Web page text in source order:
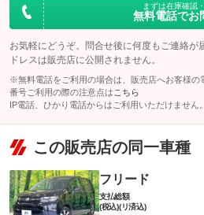
まずは在庫確認
無料電話でお
お気軽にどうぞ。問合せ後に何度もご連絡が
ドレスは販売店に公開されません。
※無料電話をご利用の場合は、販売店へお客様の
番号ご利用の際の注意点は こちら
IP電話、ひかり電話からはご利用いただけません。
この販売店の同一車種
フリード
支払総額
(税込)(リ済込)